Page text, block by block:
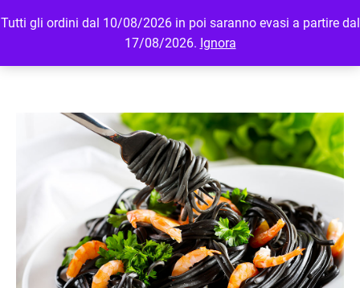
Tutti gli ordini dal 10/08/2026 in poi saranno evasi a partire dal
17/08/2026. Ignora
MENU LOGIN